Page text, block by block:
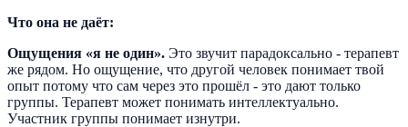
Что она не даёт:
Ощущения «я не один». Это звучит парадоксально - терапевт
же рядом. Но ощущение, что другой человек понимает твой
опыт потому что сам через это прошёл - это дают только
группы. Терапевт может понимать интеллектуально.
Участник группы понимает изнутри.